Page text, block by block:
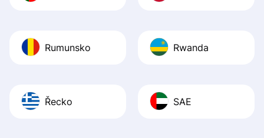
Rumunsko Rwanda
Řecko SAE